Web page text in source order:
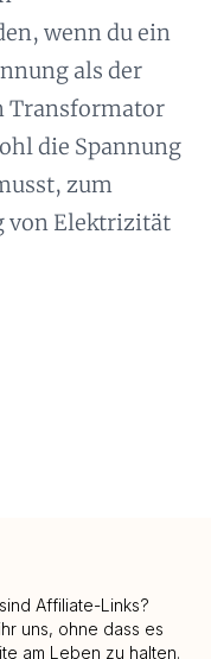
wenn du ein
als der
Transformator
die Spannung
zum
von Elektrizität
Affiliate-Links?
uns, ohne dass es
am Leben zu halten.